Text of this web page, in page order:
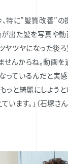
特に”髪質改善”の
が出た髪を写真や
ヤツヤになった後
せんからね。動画を
っているんだと実
っと綺麗にしよう
ます。」（石塚さん